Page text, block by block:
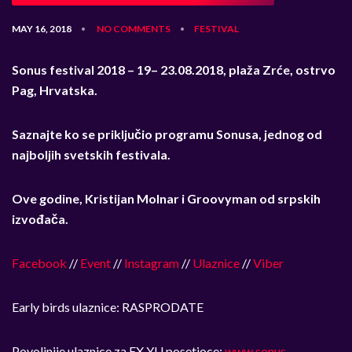
MAY 16, 2018 • NO COMMENTS • FESTIVAL
Sonus festival 2018 – 19– 23.08.2018, plaža Zrće, ostrvo
Pag, Hrvatska.
Saznajte ko se priključio programu Sonusa, jednog od
najboljih svetskih festivala.
Ove godine, Kristijan Molnar i Groovyman od srpskih
izvođača.
Facebook // Event // Instagram // Ulaznice //Viber
Early birds ulaznice: RASPRODATE